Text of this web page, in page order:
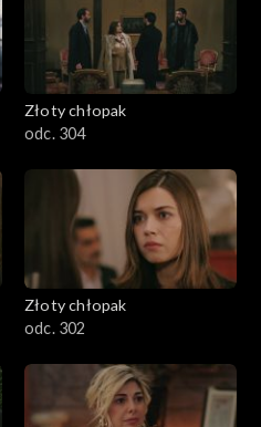
Złoty chłopak
odc. 304
Złoty chłopak
odc. 302